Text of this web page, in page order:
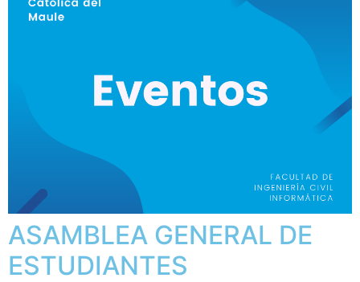
ASAMBLEA GENERAL DE
ESTUDIANTES